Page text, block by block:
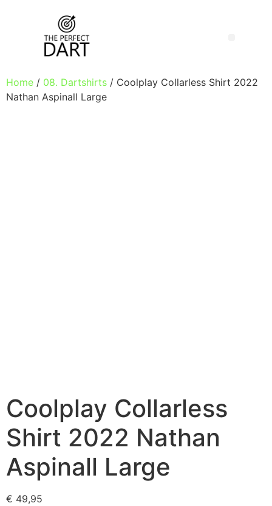
Home / 08. Dartshirts / Coolplay Collarless Shirt 2022
Nathan Aspinall Large
Coolplay Collarless
Shirt 2022 Nathan
Aspinall Large
€ 49,95